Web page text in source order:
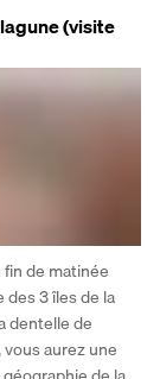
(visite
de matinée
des 3 îles de la
dentelle de
aurez une